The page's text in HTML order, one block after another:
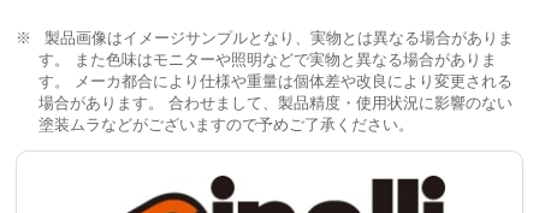
製品画像はイメージサンプルとなり、実物とは異なる場合がありま
す。 また色味はモニターや照明などで実物と異なる場合がありま
す。 メーカ都合により仕様や重量は個体差や改良により変更される
場合があります。 合わせまして、製品精度・使用状況に影響のない
塗装ムラなどがございますので予めご了承ください。